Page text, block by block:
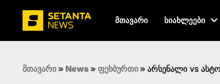
მთავარი სიახლეები
მთავარი » News » ფეხბურთი » არსენალი vs